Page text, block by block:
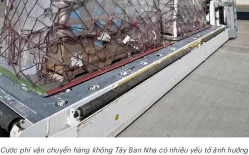
Cước phí vận chuyển hàng không Tây Ban Nha có nhiều yếu tố ảnh hưởng